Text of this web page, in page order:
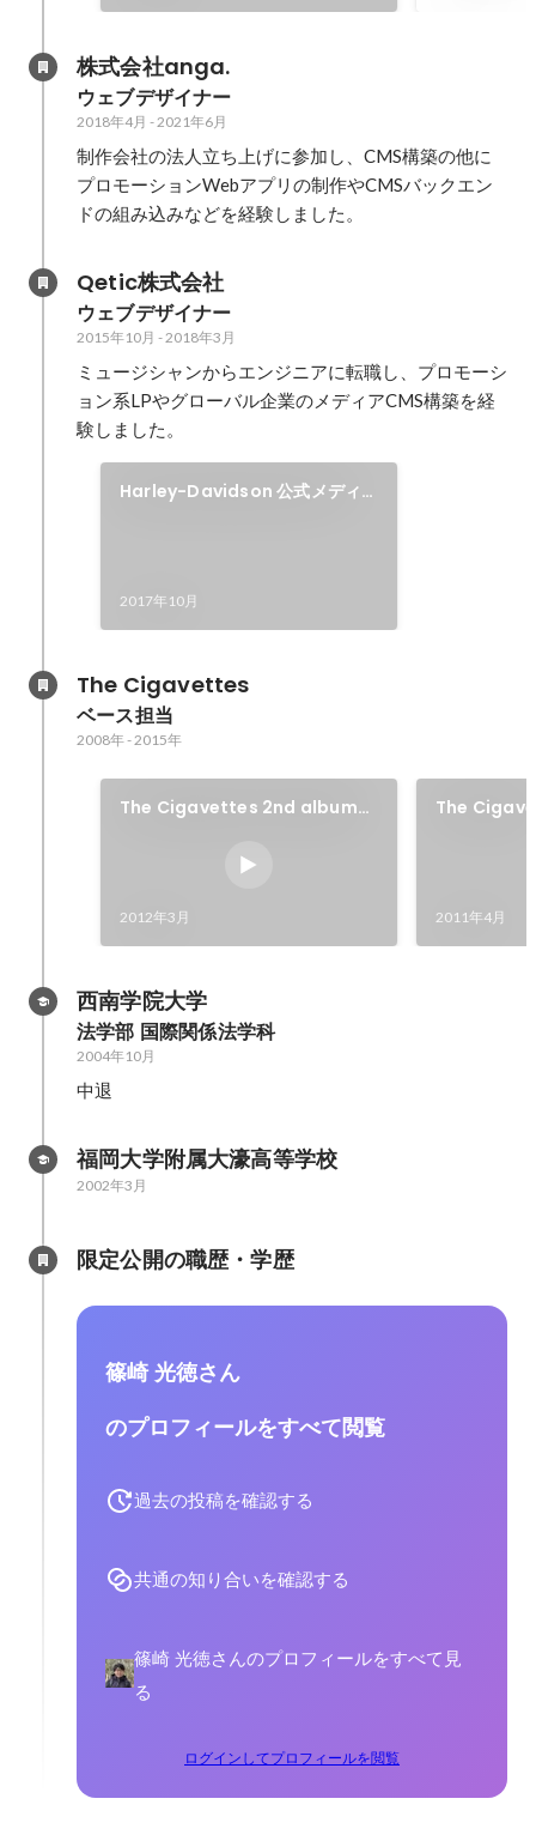
株式会社anga.
ウェブデザイナー
2018年4月 -2021年6月
制作会社の法人立ち上げに参加し、CMS構築の他に
プロモーションWebアプリの制作やCMSバックエン
ドの組み込みなどを経験しました。
Qetic株式会社
ウェブデザイナー
2015年10月 -2018年3月
ミュージシャンからエンジニアに転職し、プロモーシ
ョン系LPやグローバル企業のメディアCMS構築を経
験しました。
Harley-Davidson 公式メディ
2017年10月
The Cigavettes
ベース担当
2008年-2015年
The Cigavettes 2nd album
2012年3月
The
2011年4月
西南学院大学
法学部 国際関係法学科
2004年10月
中退
福岡大学附属大濠高等学校
2002年3月
限定公開の職歴・学歴
篠崎 光徳さん
のプロフィールをすべて閲覧
過去の投稿を確認する
共通の知り合いを確認する
篠崎 光徳さんのプロフィールをすべて見
る
ログインしてプロフィールを閲覧